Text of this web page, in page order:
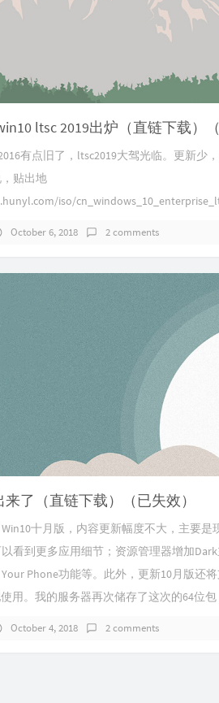
ltsc 2019出炉（直链下载）（
有点旧了，ltsc2019大驾光临。更新少
贴出地
iso/
October 6, 2018 2 comments
来了（直链下载）（已失效）
十月版，内容更新幅度不大，主要是
看到更多应用细节；资源管理器增加Dark
Phone功能等。此外，更新10月版还
使用。我的服务器再次储存了这次的64位
October 4, 2018 2 comments